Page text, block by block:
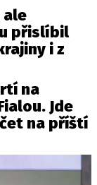
ale
přislíbil
i z
na
Jde
na příští